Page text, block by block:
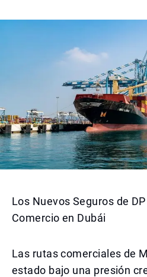
Los Nuevos Seguros de
Comercio en Dubái
Las rutas comerciales de
estado bajo una presión